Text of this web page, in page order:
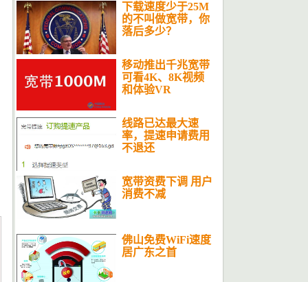
下载速度少于25M
的不叫做宽带，你
落后多少？
移动推出千兆宽带
可看4K、8K视频
和体验VR
线路已达最大速
率，提速申请费用
不退还
宽带资费下调 用户
消费不减
佛山免费WiFi速度
居广东之首